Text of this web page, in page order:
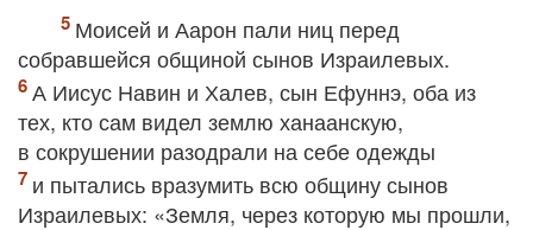
Моисей и Аарон пали ниц перед
собравшейся общиной сынов Израилевых.
А Иисус Навин и Халев, сын Ефуннэ, оба из
тех, кто сам видел землю ханаанскую,
в сокрушении разодрали на себе одежды
и пытались вразумить всю общину сынов
Израилевых: «Земля, через которую мы прошли,